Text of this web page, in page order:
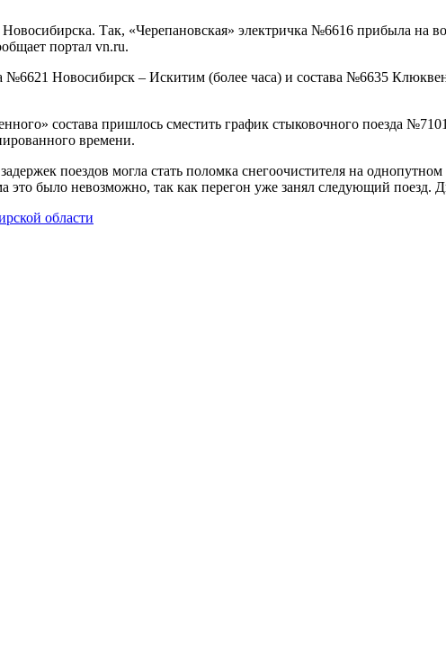
Так, «Черепановская» электричка №6616 прибыла на
портал vn.ru.
№6621 Новосибирск – Искитим (более часа) и состава №6635
состава пришлось сместить график стыковочного поезда
времени.
поездов могла стать поломка снегоочистителя на
было невозможно, так как перегон уже занял следующий поезд.
области